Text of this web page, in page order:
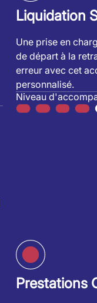
Liquidation
Une prise en
de départ à la
erreur avec cet
personnalisé.
Niveau
Prestations